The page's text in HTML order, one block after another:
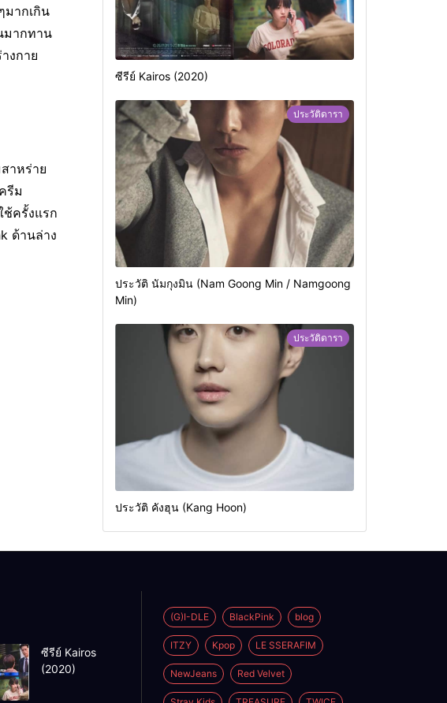
มากเกิน
มากทาน
งกาย
าหร่าย
รีม
ครั้งแรก
ด้านล่าง
ซีรีย์ Kairos (2020)
ประวัติดารา
ประวัติ นัมกุงมิน (Nam Goong Min / Namgoong
Min)
ประวัติดารา
ประวัติ คังฮุน (Kang Hoon)
ซีรีย์ Kairos
(2020)
(G)I-DLE BlackPink blog
ITZY Kpop LE SSERAFIM
NewJeans Red Velvet